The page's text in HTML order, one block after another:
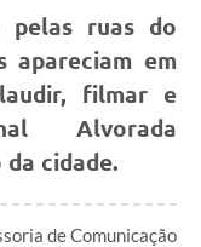
pelas ruas do
apareciam em
filmar e
Alvorada
cidade.
de Comunicação